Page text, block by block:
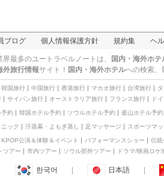
ブログ 個人情報保護方針 規約集 ヘ
界最多のユートラベルノートは、
国内・海外ホ
外旅行情報サイト！ 国内・海外ホテルへの検索、
韓国旅行 中国旅行 香港旅行 マカオ旅行 台湾旅行
サイパン旅行 オーストラリア旅行 フランス旅行 ド
予約 韓国ホテル予約 ソウルホテル予約 釜山ホテル予約
ニック 汗蒸幕・よもぎ蒸し 足マッサージ スポーツマ
KPOP公演＆体験＆イベント パフォーマンスショー
伝統
ツアー
市内ツアー ソウル郊外ツアー ドラマ/映画ロケ
한국어 日本語